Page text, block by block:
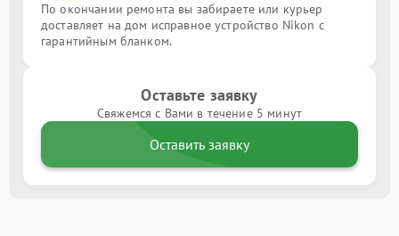
По окончании ремонта вы забираете или курьер
доставляет на дом исправное устройство Nikon с
гарантийным бланком.
Оставьте заявку
Свяжемся с Вами в течение 5 минут
Оставить заявку